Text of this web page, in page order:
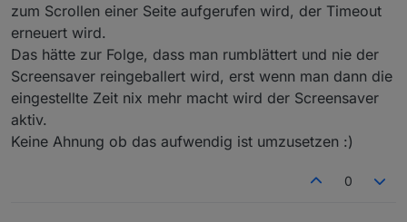
zum Scrollen einer Seite aufgerufen wird, der Timeout
erneuert wird.
Das hätte zur Folge, dass man rumblättert und nie der
Screensaver reingeballert wird, erst wenn man dann die
eingestellte Zeit nix mehr macht wird der Screensaver
aktiv.
Keine Ahnung ob das aufwendig ist umzusetzen :)
0